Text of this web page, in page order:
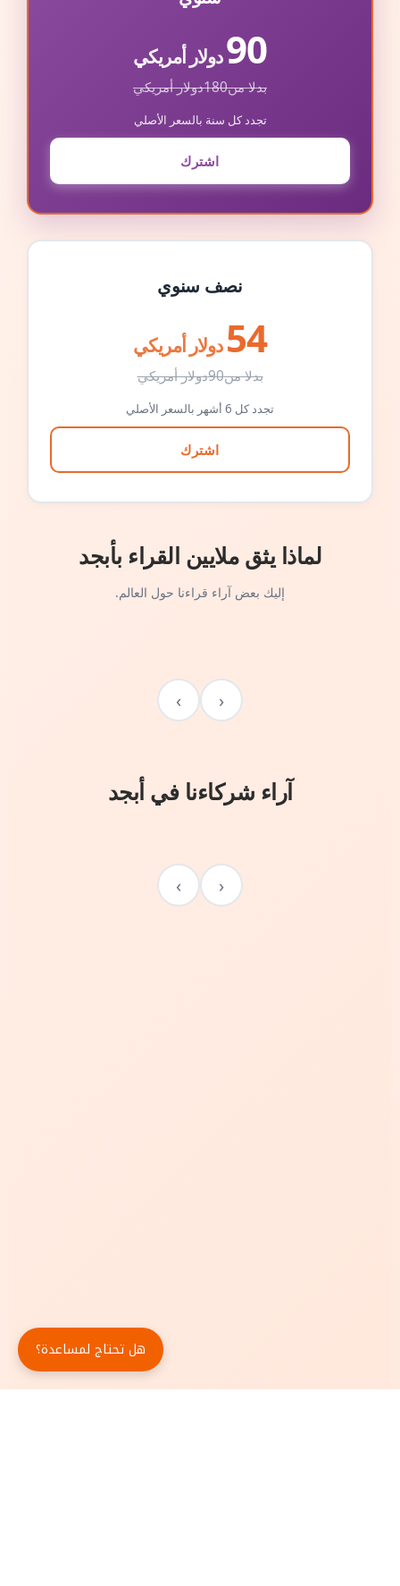
90دولار أمريكي
بدلا من180دولار أمريكي
تجدد كل سنة بالسعر الأصلي
اشترك
نصف سنوي
54 دولار أمريكي
بدلا من90دولار أمريكي
تجدد كل 6 أشهر بالسعر الأصلي
اشترك
لماذا يثق ملايين القراء بأبجد
إليك بعض آراء قراءنا حول العالم.
‹
›
آراء شركاءنا في أبجد
‹
›
هل تحتاج لمساعدة؟